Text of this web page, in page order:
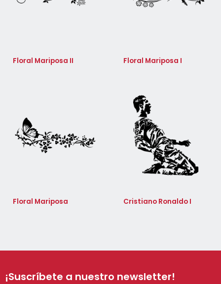
Floral Mariposa II Floral Mariposa I
Floral Mariposa Cristiano Ronaldo I
¡Suscríbete a nuestro newsletter!